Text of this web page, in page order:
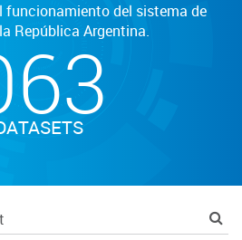
funcionamiento del sistema de
República Argentina.